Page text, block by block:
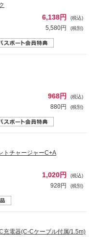
6,138円 (税込)
5,580円 (税別)
968円 (税込)
880円 (税別)
チャージャーC+A
1,020円 (税込)
928円 (税別)
充電器(C-Cケーブル付属/1.5m)